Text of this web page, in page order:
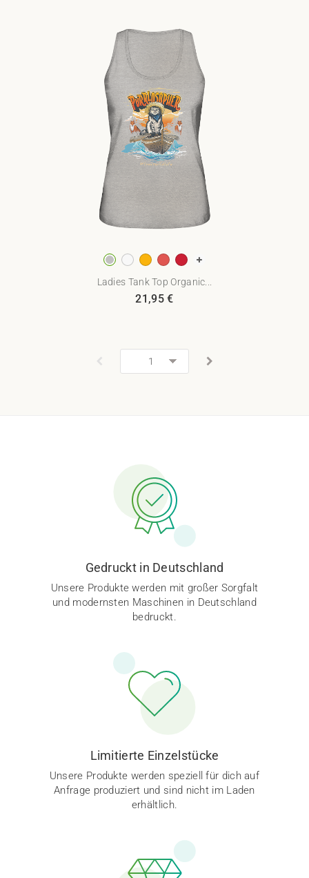
Ladies Tank Top Organic...
21,95€
Gedruckt in Deutschland
Unsere Produkte werden mit großer Sorgfalt
und modernsten Maschinen in Deutschland
bedruckt.
Limitierte Einzelstücke
Unsere Produkte werden speziell für dich auf
Anfrage produziert und sind nicht im Laden
erhältlich.